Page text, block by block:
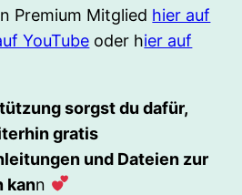
Premium Mitglied hier auf
YouTube oder hier auf
sorgst du dafür,
gratis
und Dateien zur
kann